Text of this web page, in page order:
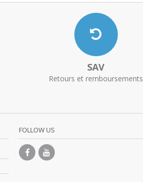
SAV
Retours et remboursements
FOLLOW US